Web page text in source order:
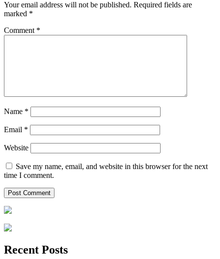
Your email address will not be published. Required fields are
marked *
Comment *
Name *
Email *
Website
Save my name, email, and website in this browser for the next
time I comment.
Recent Posts